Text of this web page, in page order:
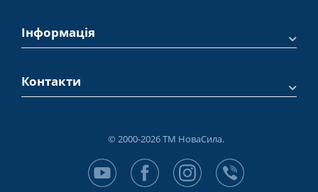
Інформація
Контакти
© 2000-2026 ТМ НоваСила.